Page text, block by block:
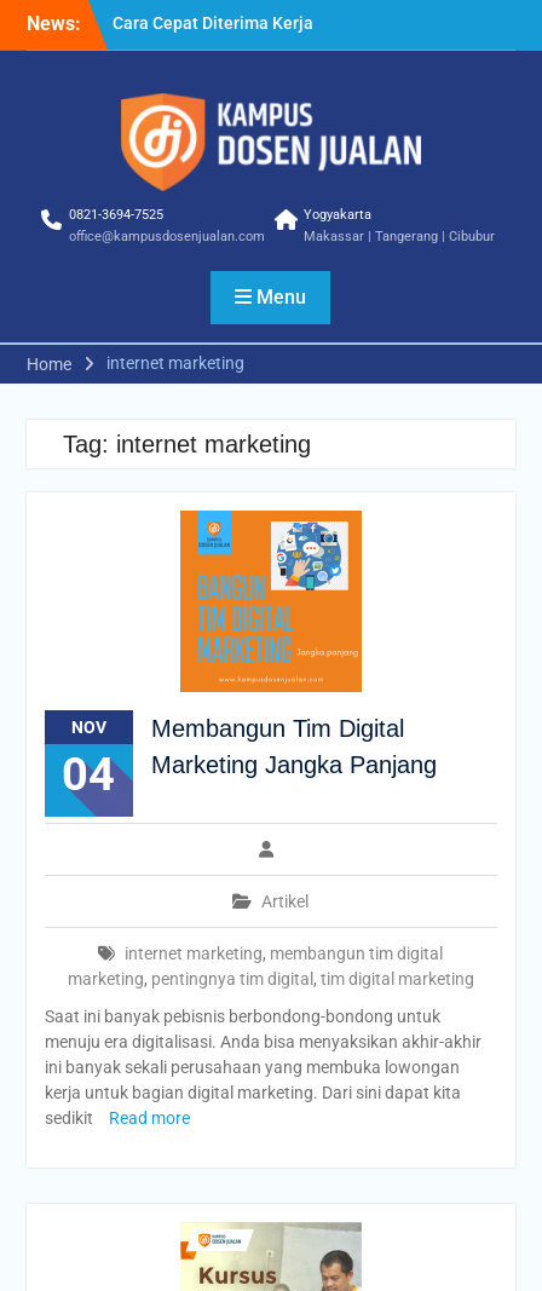
News:
Cara Cepat Diterima Kerja
– Tips Praktis yang Bisa
Cara Biar Dapat Pekerjaan
– Panduan Lengkap untuk
Pencari Kerja
Cara Dapat Pekerjaan –
Memperbesar Peluang
Kerja
0821-3694-7525
office@kampusdosenjualan.com
Yogyakarta
Makassar | Tangerang | Cibubur
Menu
Home internet marketing
Tag: internet marketing
NOV
04
Membangun Tim Digital
Marketing Jangka Panjang
Artikel
internet marketing, membangun tim digital
marketing, pentingnya tim digital , tim digital marketing
Saat ini banyak pebisnis berbondong-bondong untuk
menuju era digitalisasi. Anda bisa menyaksikan akhir-akhir
ini banyak sekali perusahaan yang membuka lowongan
kerja untuk bagian digital marketing. Dari sini dapat kita
sedikit
Read more